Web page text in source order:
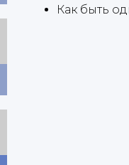
Как быть